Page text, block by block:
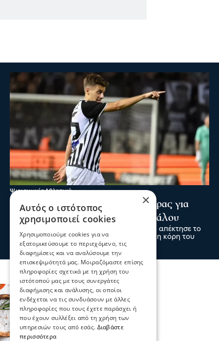
ΨυχαγωγίαΑθλητικά
Κωνσταντέλιας: ΠΑΟΚ - Πατέρας για
δεύτερη φορά ο άσος του Δικεφάλου
Ο άσος του ΠΑΟΚ Γιάννης Κωνσταντέλιας απέκτησε το
δεύτερο παιδί του, αφού ήρθε στον κόσμο η κόρη του
09 Αυγ 2026, 00:00
×
Αυτός ο ιστότοπος
χρησιμοποιεί cookies
Χρησιμοποιούμε cookies για να
εξατομικεύσουμε το περιεχόμενο, τις
διαφημίσεις και να αναλύσουμε την
επισκεψιμότητά μας. Μοιραζόμαστε επίσης
πληροφορίες σχετικά με τη χρήση του
ιστότοπού μας με τους συνεργάτες
διαφήμισης και ανάλυσης, οι οποίοι
ενδέχεται να τις συνδυάσουν με άλλες
πληροφορίες που τους έχετε παράσχει ή
που έχουν συλλέξει από τη χρήση των
υπηρεσιών τους από εσάς. Διαβάστε
περισσότερα